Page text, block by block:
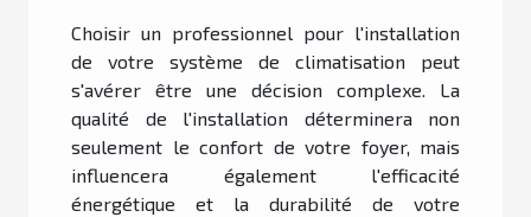
Choisir un professionnel pour l'installation
de votre système de climatisation peut
s'avérer être une décision complexe. La
qualité de l'installation déterminera non
seulement le confort de votre foyer, mais
influencera également l'efficacité
énergétique et la durabilité de votre